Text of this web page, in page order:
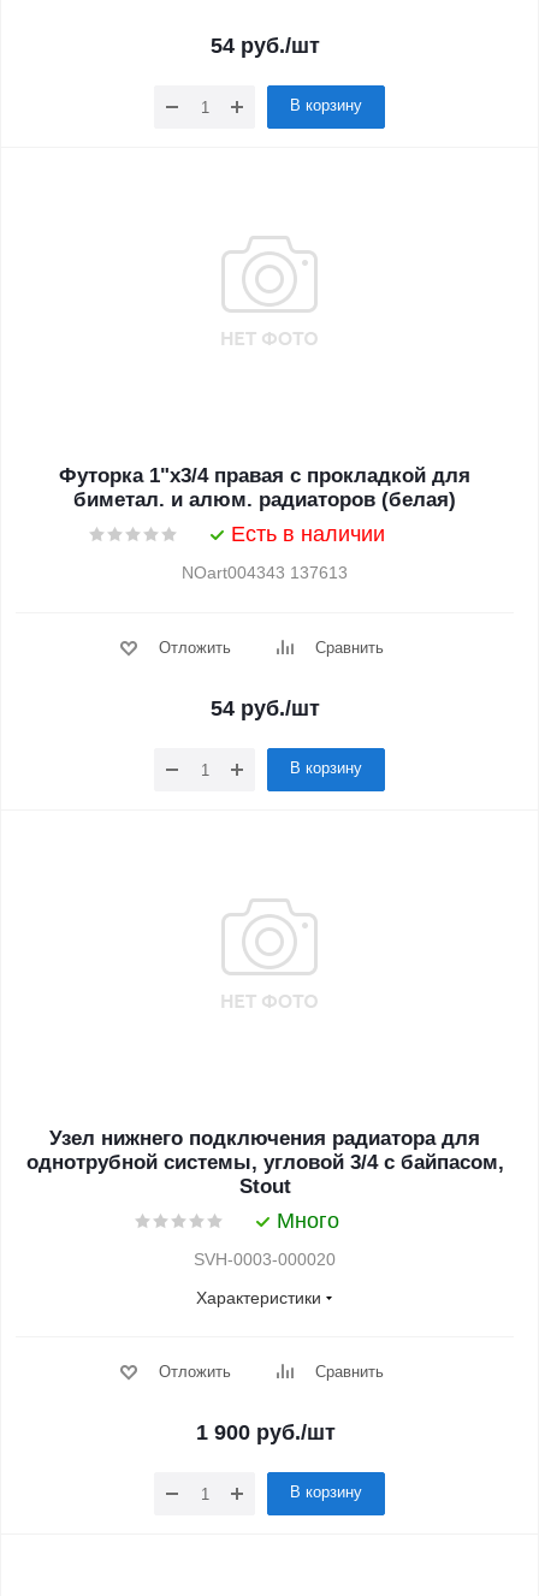
54 руб./шт
В корзину
Футорка 1"х3/4 правая с прокладкой для
биметал. и алюм. радиаторов (белая)
Есть в наличии
NOart004343 137613
Отложить Сравнить
54 руб./шт
В корзину
Узел нижнего подключения радиатора для
однотрубной системы, угловой 3/4 с байпасом,
Stout
Много
SVH-0003-000020
Характеристики
Отложить Сравнить
1 900руб./шт
В корзину